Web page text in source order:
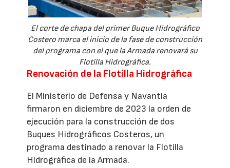
El corte de chapa del primer Buque Hidrográfico
Costero marca el inicio de la fase de construcción
del programa con el que la Armada renovará su
Flotilla Hidrográfica.
Renovación de la Flotilla Hidrográfica
El Ministerio de Defensa y Navantia
firmaron en diciembre de 2023 la orden de
ejecución para la construcción de dos
Buques Hidrográficos Costeros, un
programa destinado a renovar la Flotilla
Hidrográfica de la Armada.